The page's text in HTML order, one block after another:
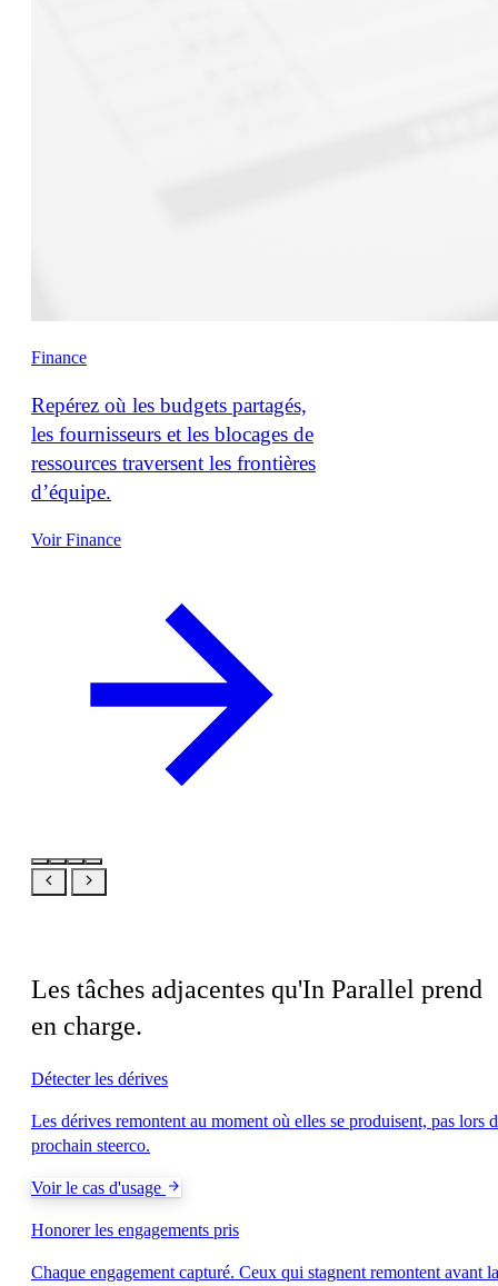
Finance
Repérez où les budgets partagés,
les fournisseurs et les blocages de
ressources traversent les frontières
d’équipe.
Voir Finance
Les tâches adjacentes qu'In Parallel prend
en charge.
Détecter les dérives
Les dérives remontent au moment où elles se produisent, pas lors
prochain steerco.
Voir le cas d'usage
Honorer les engagements pris
Chaque engagement capturé. Ceux qui stagnent remontent avant la